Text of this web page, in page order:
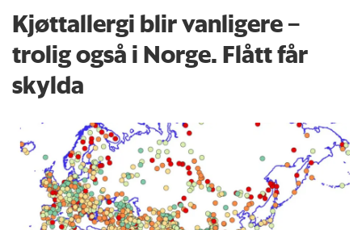
Kjøttallergi blir vanligere –
trolig også i Norge. Flått får
skylda